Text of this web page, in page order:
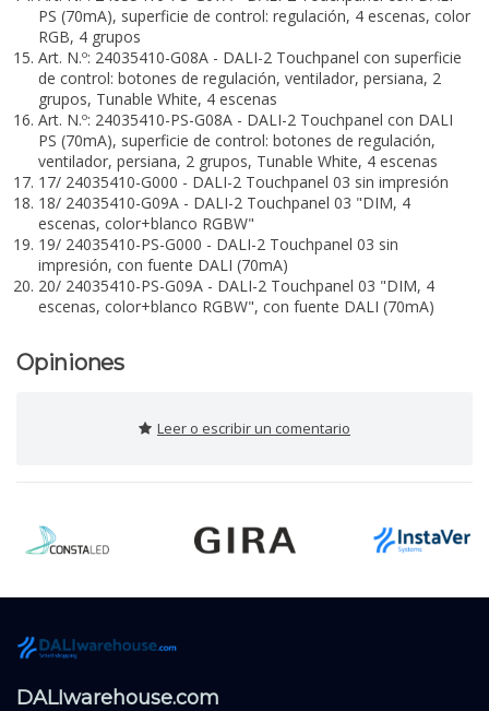
PS (70mA), superficie de control: regulación, 4 escenas, color
RGB, 4 grupos
Art. N.º: 24035410-G08A - DALI-2 Touchpanel con superficie
de control: botones de regulación, ventilador, persiana, 2
grupos, Tunable White, 4 escenas
Art. N.º: 24035410-PS-G08A - DALI-2 Touchpanel con DALI
PS (70mA), superficie de control: botones de regulación,
ventilador, persiana, 2 grupos, Tunable White, 4 escenas
17/ 24035410-G000 - DALI-2 Touchpanel 03 sin impresión
18/ 24035410-G09A - DALI-2 Touchpanel 03 "DIM, 4
escenas, color+blanco RGBW"
19/ 24035410-PS-G000 - DALI-2 Touchpanel 03 sin
impresión, con fuente DALI (70mA)
20/ 24035410-PS-G09A - DALI-2 Touchpanel 03 "DIM, 4
escenas, color+blanco RGBW", con fuente DALI (70mA)
Opiniones
Leer o escribir un comentario
DALIwarehouse.com